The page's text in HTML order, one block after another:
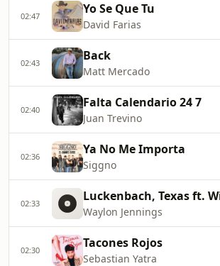
02:47 Yo Se Que Tu
David Farias
02:43 Back
Matt Mercado
02:40 Falta Calendario 24 7
Juan Trevino
02:36 Ya No Me Importa
Siggno
02:33
Waylon Jennings
02:30 Tacones Rojos
Sebastian Yatra